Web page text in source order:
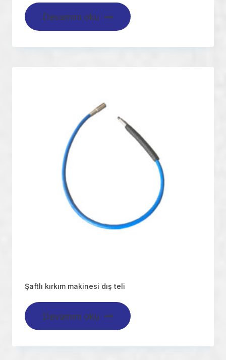
Devamını oku
Şaftlı kırkım makinesi dış teli
Devamını oku